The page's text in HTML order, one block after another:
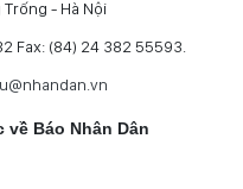
Trống - Hà Nội
Fax: (84) 24 382 55593.
Báo Nhân Dân